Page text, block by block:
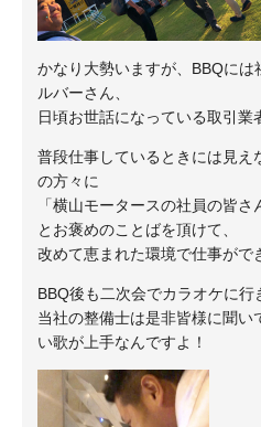
かなり大勢いますが、BBQに
ルバーさん、
日頃お世話になっている取引業
普段仕事しているときには見え
の方々に
「横山モータースの社員の皆さ
とお褒めのことばを頂けて、
改めて恵まれた環境で仕事がで
BBQ後も二次会でカラオケに行
当社の整備士は是非皆様に聞い
い歌が上手なんですよ！